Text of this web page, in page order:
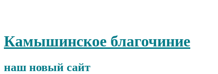
Камышинское благочиние
наш новый сайт